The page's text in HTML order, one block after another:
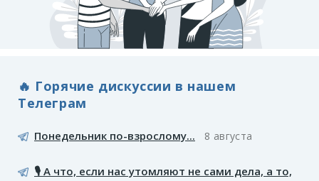
🔥 Горячие дискуссии в нашем
Телеграм
Понедельник по-взрослому... 8 августа
🎙️ А что, если нас утомляют не сами дела, а то,